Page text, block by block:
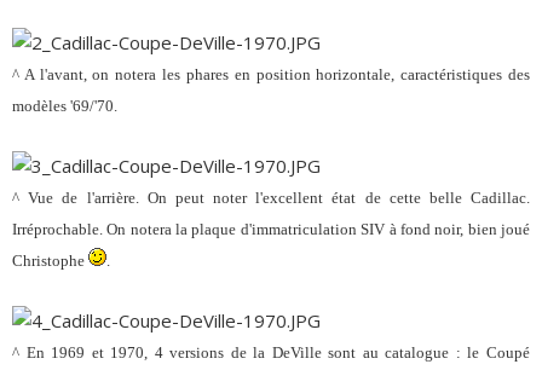
^ A l'avant, on notera les phares en position horizontale, caractéristiques des
modèles '69/'70.
^ Vue de l'arrière. On peut noter l'excellent état de cette belle Cadillac.
Irréprochable. On notera la plaque d'immatriculation SIV à fond noir, bien joué
Christophe
^ En 1969 et 1970, 4 versions de la DeVille sont au catalogue : le Coupé